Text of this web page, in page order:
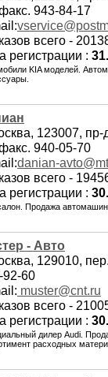
943-84-17
всего -
регистрации :
KIA моделей.
123007,
940-05-70
danian-
всего -
регистрации :
Продажа
- Авто
129010,
92-60
muster@cnt.ru
всего -
регистрации :
дилер Audi.
расходных